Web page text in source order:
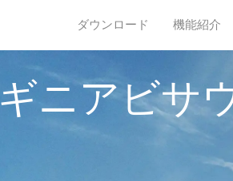
ダウンロード 機能紹介
ギニアビサ